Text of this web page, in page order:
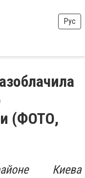
Рус
(ФОТО,
Киева